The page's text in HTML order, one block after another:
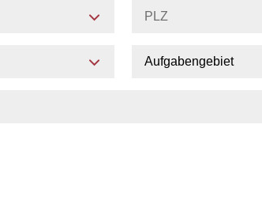
Aufgabengebiet